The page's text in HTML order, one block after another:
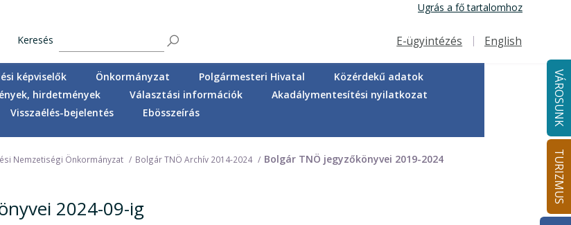
Ugrás a fő tartalomhoz
Keresés
Felső navigáció
E-ügyintézés English
VÁROSUNK
TURIZMUS
képviselők Önkormányzat Polgármesteri Hivatal
Közérdekű adatok
hirdetmények Választási információk
Akadálymentesítési nyilatkozat
Visszaélés-bejelentés
Ebösszeírás
Nemzetiségi Önkormányzat Bolgár TNÖ Archív 2014-2024 Bolgár TNÖ jegyzőkönyvei 2019-2024
2024-09-ig